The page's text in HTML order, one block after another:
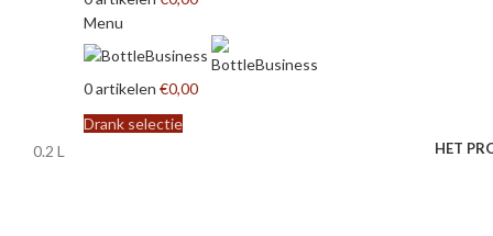
Menu
0artikelen €0,00
Drank selectie
HET
0.2 L